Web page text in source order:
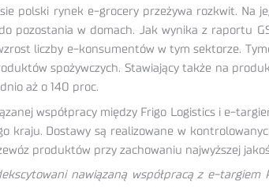
polski rynek e-grocery przeżywa rozkwit. Na
pozostania w domach. Jak wynika z raportu
liczby e-konsumentów w tym sektorze.
spożywczych. Stawiający także na
aż o 140 proc.
współpracy między Frigo Logistics i e-
kraju. Dostawy są realizowane w
produktów przy zachowaniu najwyższej
nawiązaną współpracą z e-